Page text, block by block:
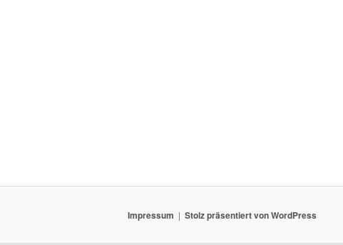
Impressum Stolz präsentiert von WordPress